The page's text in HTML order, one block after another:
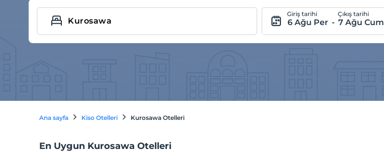
Giriş tarihi
6 Ağu Per -
Çıkış tarihi
7 Ağu Cum
Ana sayfa Kiso Otelleri Kurosawa Otelleri
En Uygun Kurosawa Otelleri